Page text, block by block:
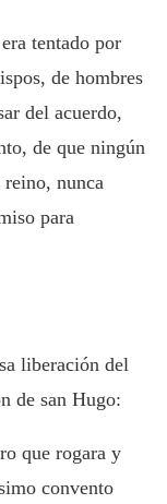
tentado por
de hombres
del acuerdo,
de que ningún
nunca
para
liberación del
de san Hugo:
que rogara y
convento